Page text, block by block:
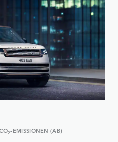
CO2-EMISSIONEN (AB)